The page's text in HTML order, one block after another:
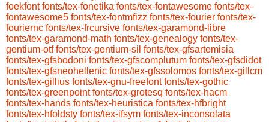
foekfont fonts/tex-fonetika fonts/tex-fontawesome fonts/tex-
fontawesome5 fonts/tex-fontmfizz fonts/tex-fourier fonts/tex-
fouriernc fonts/tex-frcursive fonts/tex-garamond-libre
fonts/tex-garamond-math fonts/tex-genealogy fonts/tex-
gentium-otf fonts/tex-gentium-sil fonts/tex-gfsartemisia
fonts/tex-gfsbodoni fonts/tex-gfscomplutum fonts/tex-gfsdidot
fonts/tex-gfsneohellenic fonts/tex-gfssolomos fonts/tex-gillcm
fonts/tex-gillius fonts/tex-gnu-freefont fonts/tex-gothic
fonts/tex-greenpoint fonts/tex-grotesq fonts/tex-hacm
fonts/tex-hands fonts/tex-heuristica fonts/tex-hfbright
fonts/tex-hfoldsty fonts/tex-ifsym fonts/tex-inconsolata